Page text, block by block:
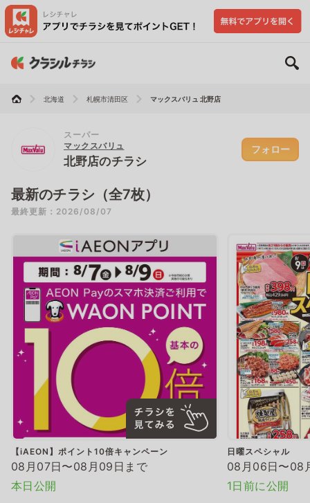
北海道 札幌市清田区 マックスバリュ 北野店
スーパー
マックスバリュ
北野店のチラシ
フォロー
最新のチラシ（全7枚）
最終更新：2026/08/07
【iAEON】ポイント10倍キャンペーン
08月07日〜08月09日まで
本日公開
日曜スペシャル
08月06日〜08
1日前に公開